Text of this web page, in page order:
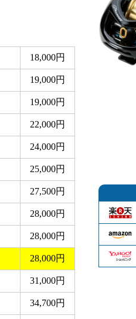
18,000円
19,000円
19,000円
22,000円
24,000円
25,000円
27,500円
28,000円
28,000円
28,000円
31,000円
34,700円